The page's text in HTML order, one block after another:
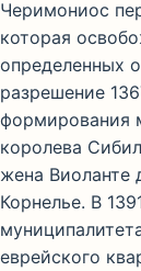
Черимониос
которая
определенных
разрешение
формирования
королева
жена Виоланте
Корнелье. В
еврейского